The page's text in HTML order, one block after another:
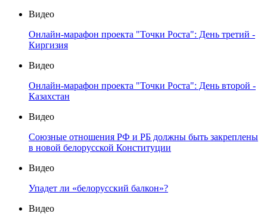
Видео
Онлайн-марафон проекта "Точки Роста": День третий -
Киргизия
Видео
Онлайн-марафон проекта "Точки Роста": День второй -
Казахстан
Видео
Союзные отношения РФ и РБ должны быть закреплены
в новой белорусской Конституции
Видео
Упадет ли «белорусский балкон»?
Видео